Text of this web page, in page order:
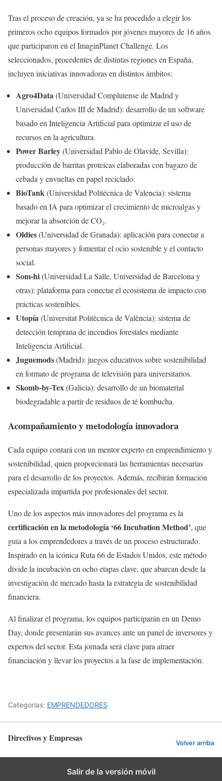
Tras el proceso de creación, ya se ha procedido a elegir los
primeros ocho equipos formados por jóvenes mayores de 16 años
que participaron en el ImaginPlanet Challenge. Los
seleccionados, procedentes de distintas regiones en España,
incluyen iniciativas innovadoras en distintos ámbitos:
Agro4Data(Universidad Complutense de Madrid y
Universidad Carlos III de Madrid): desarrollo de un software
basado en Inteligencia Artificial para optimizar el uso de
recursos en la agricultura.
Power Barley(Universidad Pablo de Olavide, Sevilla):
producción de barritas proteicas elaboradas con bagazo de
cebada y envueltas en papel reciclado.
BioTank(Universidad Politécnica de Valencia): sistema
basado en IA para optimizar el crecimiento de microalgas y
mejorar la absorción de CO₂.
Oldies(Universidad de Granada): aplicación para conectar a
personas mayores y fomentar el ocio sostenible y el contacto
social.
Som-hi(Universidad La Salle, Universidad de Barcelona y
otras): plataforma para conectar el ecosistema de impacto con
prácticas sostenibles.
Utopía(Universitat Politècnica de València): sistema de
detección temprana de incendios forestales mediante
Inteligencia Artificial.
Juguemods(Madrid): juegos educativos sobre sostenibilidad
en formato de programa de televisión para universitarios.
Skomb-by-Tex(Galicia): desarrollo de un biomaterial
biodegradable a partir de residuos de té kombucha.
Acompañamiento y metodología innovadora
Cada equipo contará con un mentor experto en emprendimiento y
sostenibilidad, quien proporcionará las herramientas necesarias
para el desarrollo de los proyectos. Además, recibirán formación
especializada impartida por profesionales del sector.
Uno de los aspectos más innovadores del programa es la
certificación en la metodología ‘66 Incubation Method’, que
guía a los emprendedores a través de un proceso estructurado.
Inspirado en la icónica Ruta 66 de Estados Unidos, este método
divide la incubación en ocho etapas clave, que abarcan desde la
investigación de mercado hasta la estrategia de sostenibilidad
financiera.
Al finalizar el programa, los equipos participarán en un Demo
Day, donde presentarán sus avances ante un panel de inversores y
expertos del sector. Esta jornada será clave para atraer
financiación y llevar los proyectos a la fase de implementación.
Categorías: EMPRENDEDORES
Directivos y Empresas Volver arriba
Salir de la versión móvil